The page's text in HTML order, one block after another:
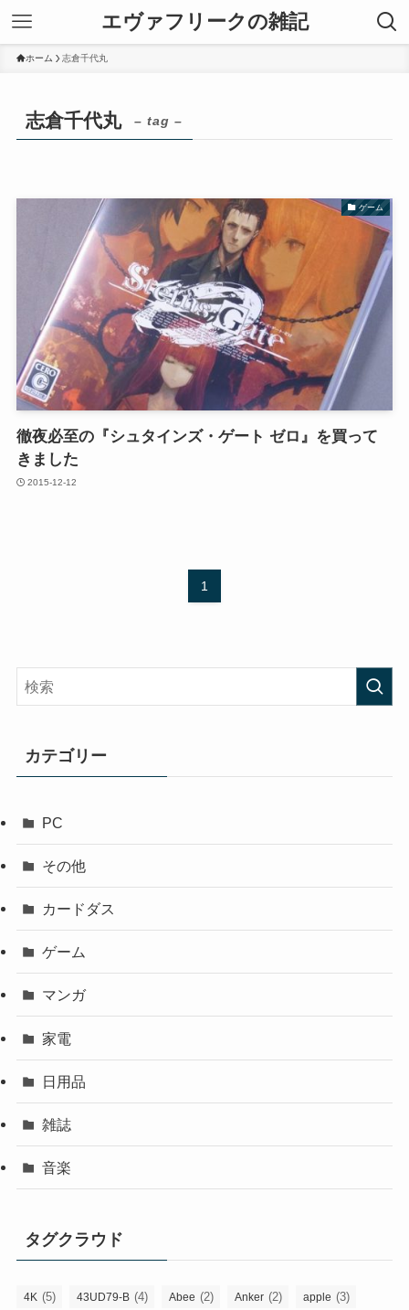
エヴァフリークの雑記
ホーム 志倉千代丸
志倉千代丸 – tag –
ゲーム
徹夜必至の『シュタインズ・ゲート ゼロ』を買って
きました
2015-12-12
1
カテゴリー
PC
その他
カードダス
ゲーム
マンガ
家電
日用品
雑誌
音楽
タグクラウド
4K (5) 43UD79-B (4) Abee (2) Anker (2) apple (3)